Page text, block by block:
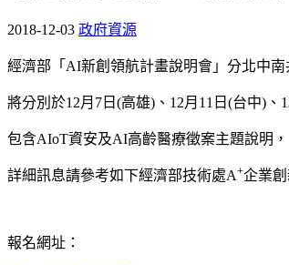
2018-12-03 政府資源
經濟部「AI新創領航計畫說明會」分北中南
將分別於12月7日(高雄)、12月11日(台中)、
包含AIoT資安及AI高齡醫療徵案主題說明，
詳細訊息請參考如下經濟部技術處A+企業
報名網址：